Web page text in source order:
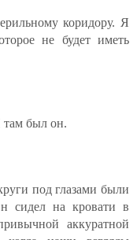
коридору. Я
не будет иметь
там был он.
под глазами были
сидел на кровати в
аккуратной